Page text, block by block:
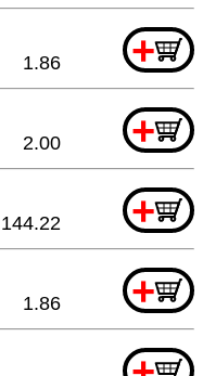
+
1.86
+
2.00
+
144.22
+
1.86